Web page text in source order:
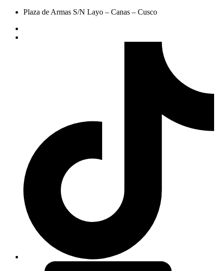
Plaza de Armas S/N Layo – Canas – Cusco